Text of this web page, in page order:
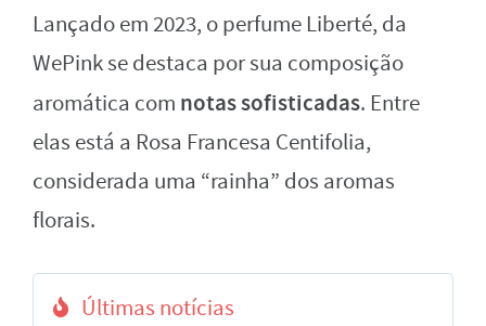
Lançado em 2023, o perfume Liberté, da
WePink se destaca por sua composição
aromática com notas sofisticadas. Entre
elas está a Rosa Francesa Centifolia,
considerada uma “rainha” dos aromas
florais.
Últimas notícias